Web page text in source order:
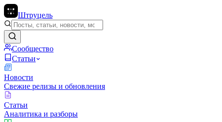
Штруцель
Сообщество
Статьи
Новости
Свежие релизы и обновления
Статьи
Аналитика и разборы